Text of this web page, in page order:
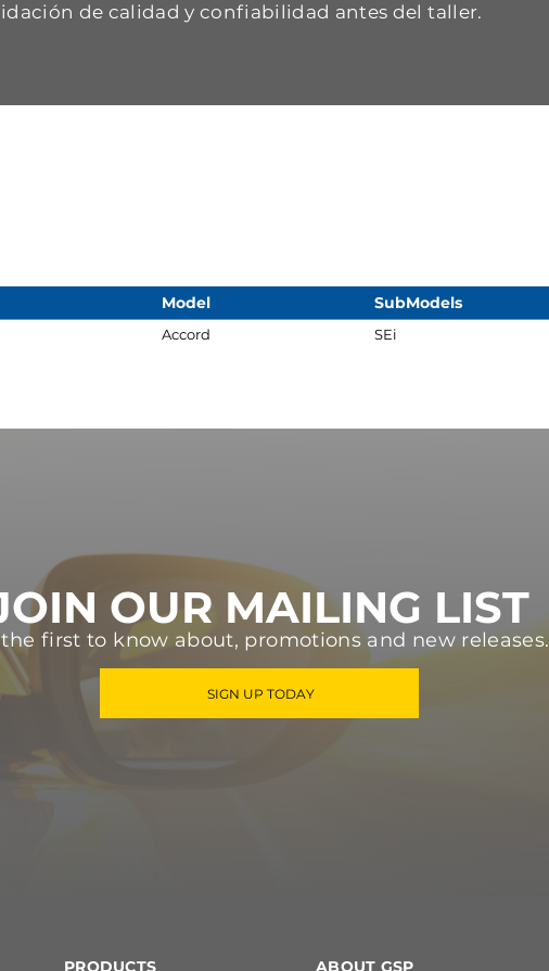
de calidad y confiabilidad antes del taller.
Model SubModels
Accord SEi
OUR MAILING LIST
first to know about, promotions and new releases.
SIGN UP TODAY
PRODUCTS ABOUT GSP